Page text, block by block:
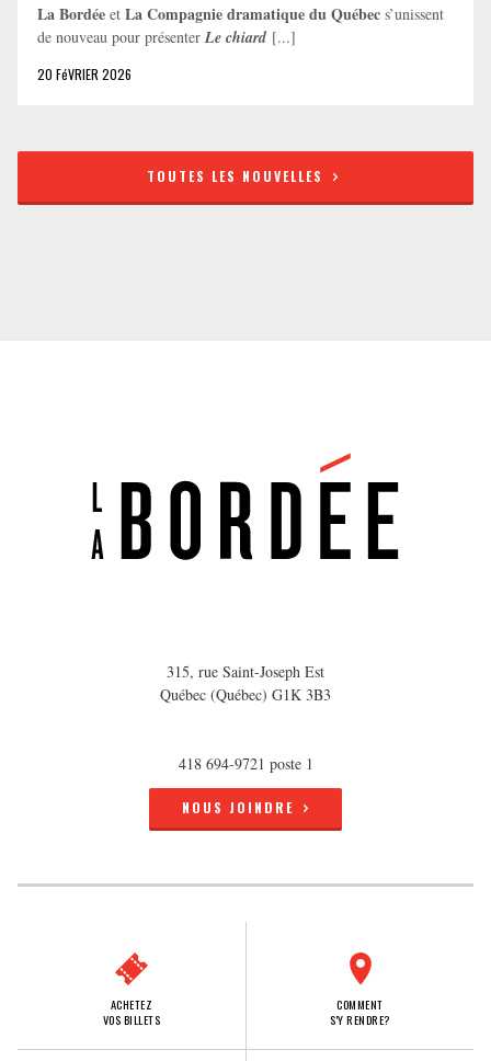
La Bordée et La Compagnie dramatique du Québec s’unissent
de nouveau pour présenter Le chiard [...]
20 FéVRIER 2026
TOUTES LES NOUVELLES
315, rue Saint-Joseph Est
Québec (Québec) G1K 3B3
418 694-9721 poste 1
NOUS JOINDRE
ACHETEZ
VOS BILLETS
COMMENT
S'Y RENDRE?